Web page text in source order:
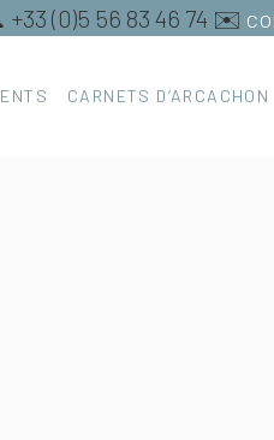
+33 (0)5 56 83 46 74 ✉️
CARNETS D’ARCACHON